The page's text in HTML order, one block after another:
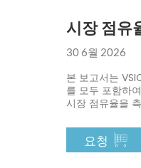
시장 점유
30 6월 2026
본 보고서는
를 모두 포함하
시장 점유율을
요청